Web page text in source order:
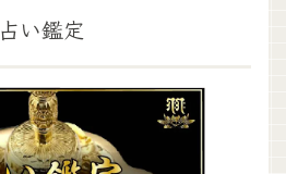
占い鑑定